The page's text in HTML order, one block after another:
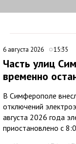
6 августа 2026 15:35
Часть улиц
временно
В Симферополе
отключений
августа 2026 года
приостановлено с